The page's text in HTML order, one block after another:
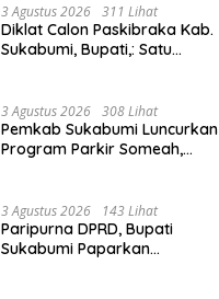
3 Agustus 2026 311 Lihat
Diklat Calon Paskibraka Kab.
Sukabumi, Bupati,: Satu
3 Agustus 2026 308 Lihat
Pemkab Sukabumi Luncurkan
Program Parkir Someah,
Wisata.
3 Agustus 2026 143 Lihat
Paripurna DPRD, Bupati
Sukabumi Paparkan